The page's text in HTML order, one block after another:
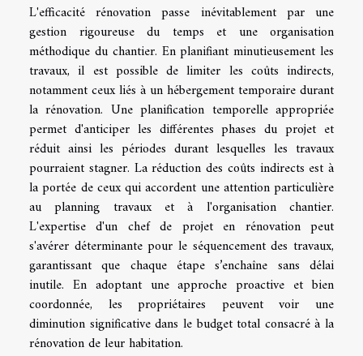
L'efficacité rénovation passe inévitablement par une
gestion rigoureuse du temps et une organisation
méthodique du chantier. En planifiant minutieusement les
travaux, il est possible de limiter les coûts indirects,
notamment ceux liés à un hébergement temporaire durant
la rénovation. Une planification temporelle appropriée
permet d'anticiper les différentes phases du projet et
réduit ainsi les périodes durant lesquelles les travaux
pourraient stagner. La réduction des coûts indirects est à
la portée de ceux qui accordent une attention particulière
au planning travaux et à l'organisation chantier.
L'expertise d'un chef de projet en rénovation peut
s'avérer déterminante pour le séquencement des travaux,
garantissant que chaque étape s’enchaîne sans délai
inutile. En adoptant une approche proactive et bien
coordonnée, les propriétaires peuvent voir une
diminution significative dans le budget total consacré à la
rénovation de leur habitation.